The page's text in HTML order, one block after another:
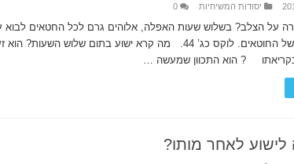
יסודות המשיחיות 0
על הצלב? בשלוש שעות האפלה, אלוהים גרם לכל החטאים לבוא
בקריאתו ? הוא התכוון שמעשה …
לאחר מותו?